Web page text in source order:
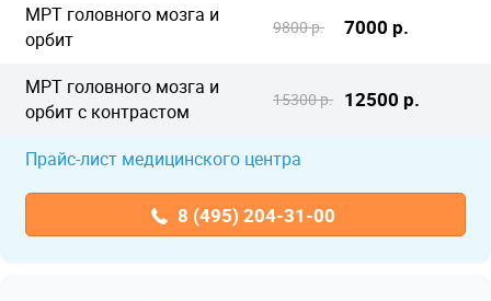
МРТ головного мозга и
орбит
9800 р. 7000 р.
МРТ головного мозга и
орбит с контрастом
15300 р. 12500 р.
Прайс-лист медицинского центра
8 (495) 204-31-00